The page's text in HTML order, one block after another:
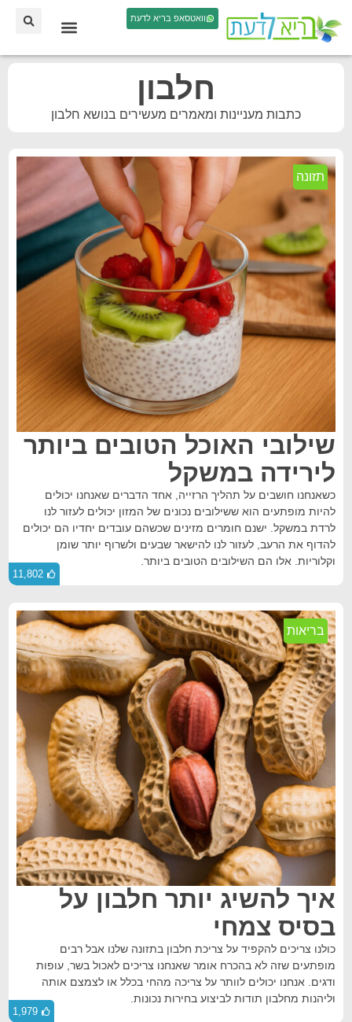
וואטסאפ בריא לדעת
חלבון
כתבות מעניינות ומאמרים מעשירים בנושא חלבון
תזונה
שילובי האוכל הטובים ביותר
לירידה במשקל
כשאנחנו חושבים על תהליך הרזייה, אחד הדברים שאנחנו יכולים
להיות מופתעים הוא ששילובים נכונים של המזון יכולים לעזור לנו
לרדת במשקל. ישנם חומרים מזינים שכשהם עובדים יחדיו הם יכולים
להדוף את הרעב, לעזור לנו להישאר שבעים ולשרוף יותר שומן
וקלוריות. אלו הם השילובים הטובים ביותר.
11,802
בריאות
איך להשיג יותר חלבון על
בסיס צמחי
כולנו צריכים להקפיד על צריכת חלבון בתזונה שלנו אבל רבים
מופתעים שזה לא בהכרח אומר שאנחנו צריכים לאכול בשר, עופות
ודגים. אנחנו יכולים לוותר על צריכה מהחי בכלל או לצמצם אותה
וליהנות מחלבון תודות לביצוע בחירות נכונות.
1,979